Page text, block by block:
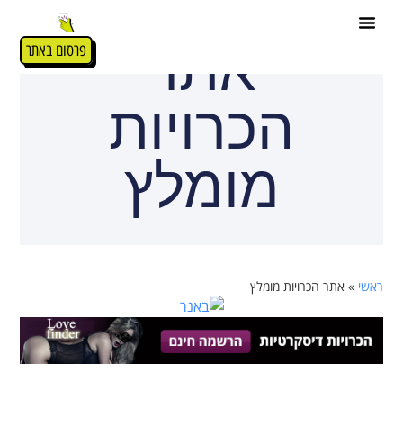
פרסום באתר אתר
הכרויות
מומלץ
ראשי »אתר הכרויות מומלץ